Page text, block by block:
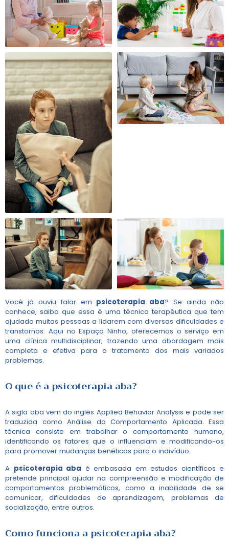
Você já ouviu falar em psicoterapia aba? Se ainda não
conhece, saiba que essa é uma técnica terapêutica que tem
ajudado muitas pessoas a lidarem com diversas dificuldades e
transtornos. Aqui no Espaço Ninho, oferecemos o serviço em
uma clínica multidisciplinar, trazendo uma abordagem mais
completa e efetiva para o tratamento dos mais variados
problemas.
O que é apsicoterapia aba?
A sigla aba vem do inglês Applied Behavior Analysis e pode ser
traduzida como Análise do Comportamento Aplicada. Essa
técnica consiste em trabalhar o comportamento humano,
identificando os fatores que o influenciam e modificando-os
para promover mudanças benéficas para o indivíduo.
A psicoterapia aba é embasada em estudos científicos e
pretende principal ajudar na compreensão e modificação de
comportamentos problemáticos, como a inabilidade de se
comunicar, dificuldades de aprendizagem, problemas de
socialização, entre outros.
Como funciona apsicoterapia aba?